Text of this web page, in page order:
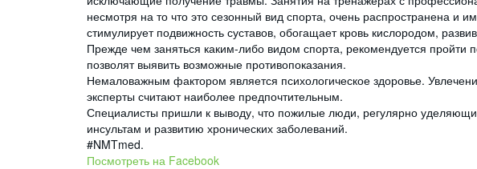
несмотря на то что это сезонный вид спорта, очень распространена и
стимулирует подвижность суставов, обогащает кровь кислородом,
Прежде чем заняться каким-либо видом спорта, рекомендуется
позволят выявить возможные противопоказания.
Немаловажным фактором является психологическое здоровье.
эксперты считают наиболее предпочтительным.
Специалисты пришли к выводу, что пожилые люди, регулярно
инсультам и развитию хронических заболеваний.
#NMTmed.
Посмотреть на Facebook